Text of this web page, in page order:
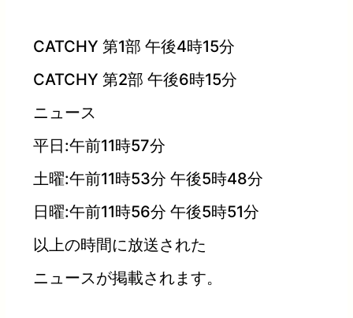
CATCHY 第1部 午後4時15分
CATCHY 第2部 午後6時15分
ニュース
平日:午前11時57分
土曜:午前11時53分 午後5時48分
日曜:午前11時56分 午後5時51分
以上の時間に放送された
ニュースが掲載されます。